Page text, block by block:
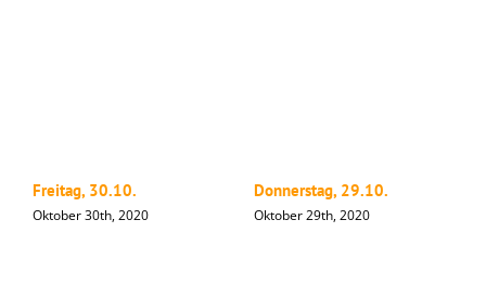
Freitag, 30.10.
Oktober 30th, 2020
Donnerstag, 29.10.
Oktober 29th, 2020